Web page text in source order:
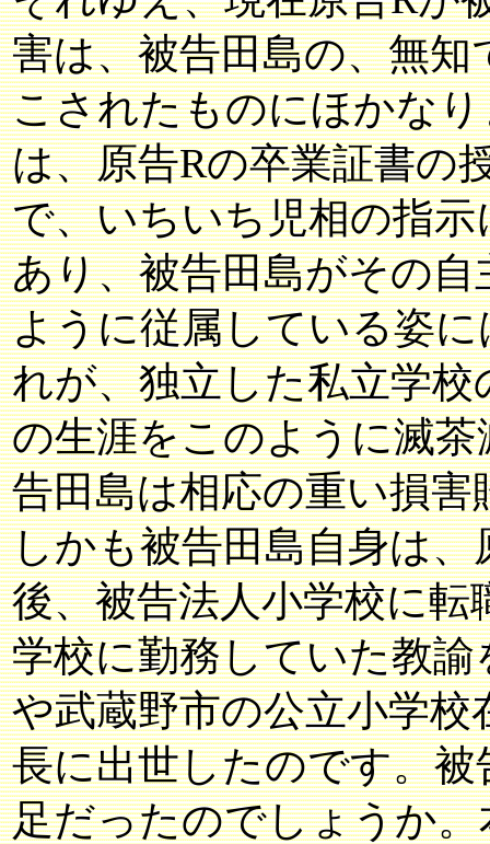
害は、被告田島の、無
こされたものにほかな
は、原告Rの卒業証書の
で、いちいち児相の指
あり、被告田島がその
ように従属している姿
れが、独立した私立学
の生涯をこのように滅
告田島は相応の重い損
しかも被告田島自身は
後、被告法人小学校に
学校に勤務していた教
や武蔵野市の公立小学
長に出世したのです。
足だったのでしょうか